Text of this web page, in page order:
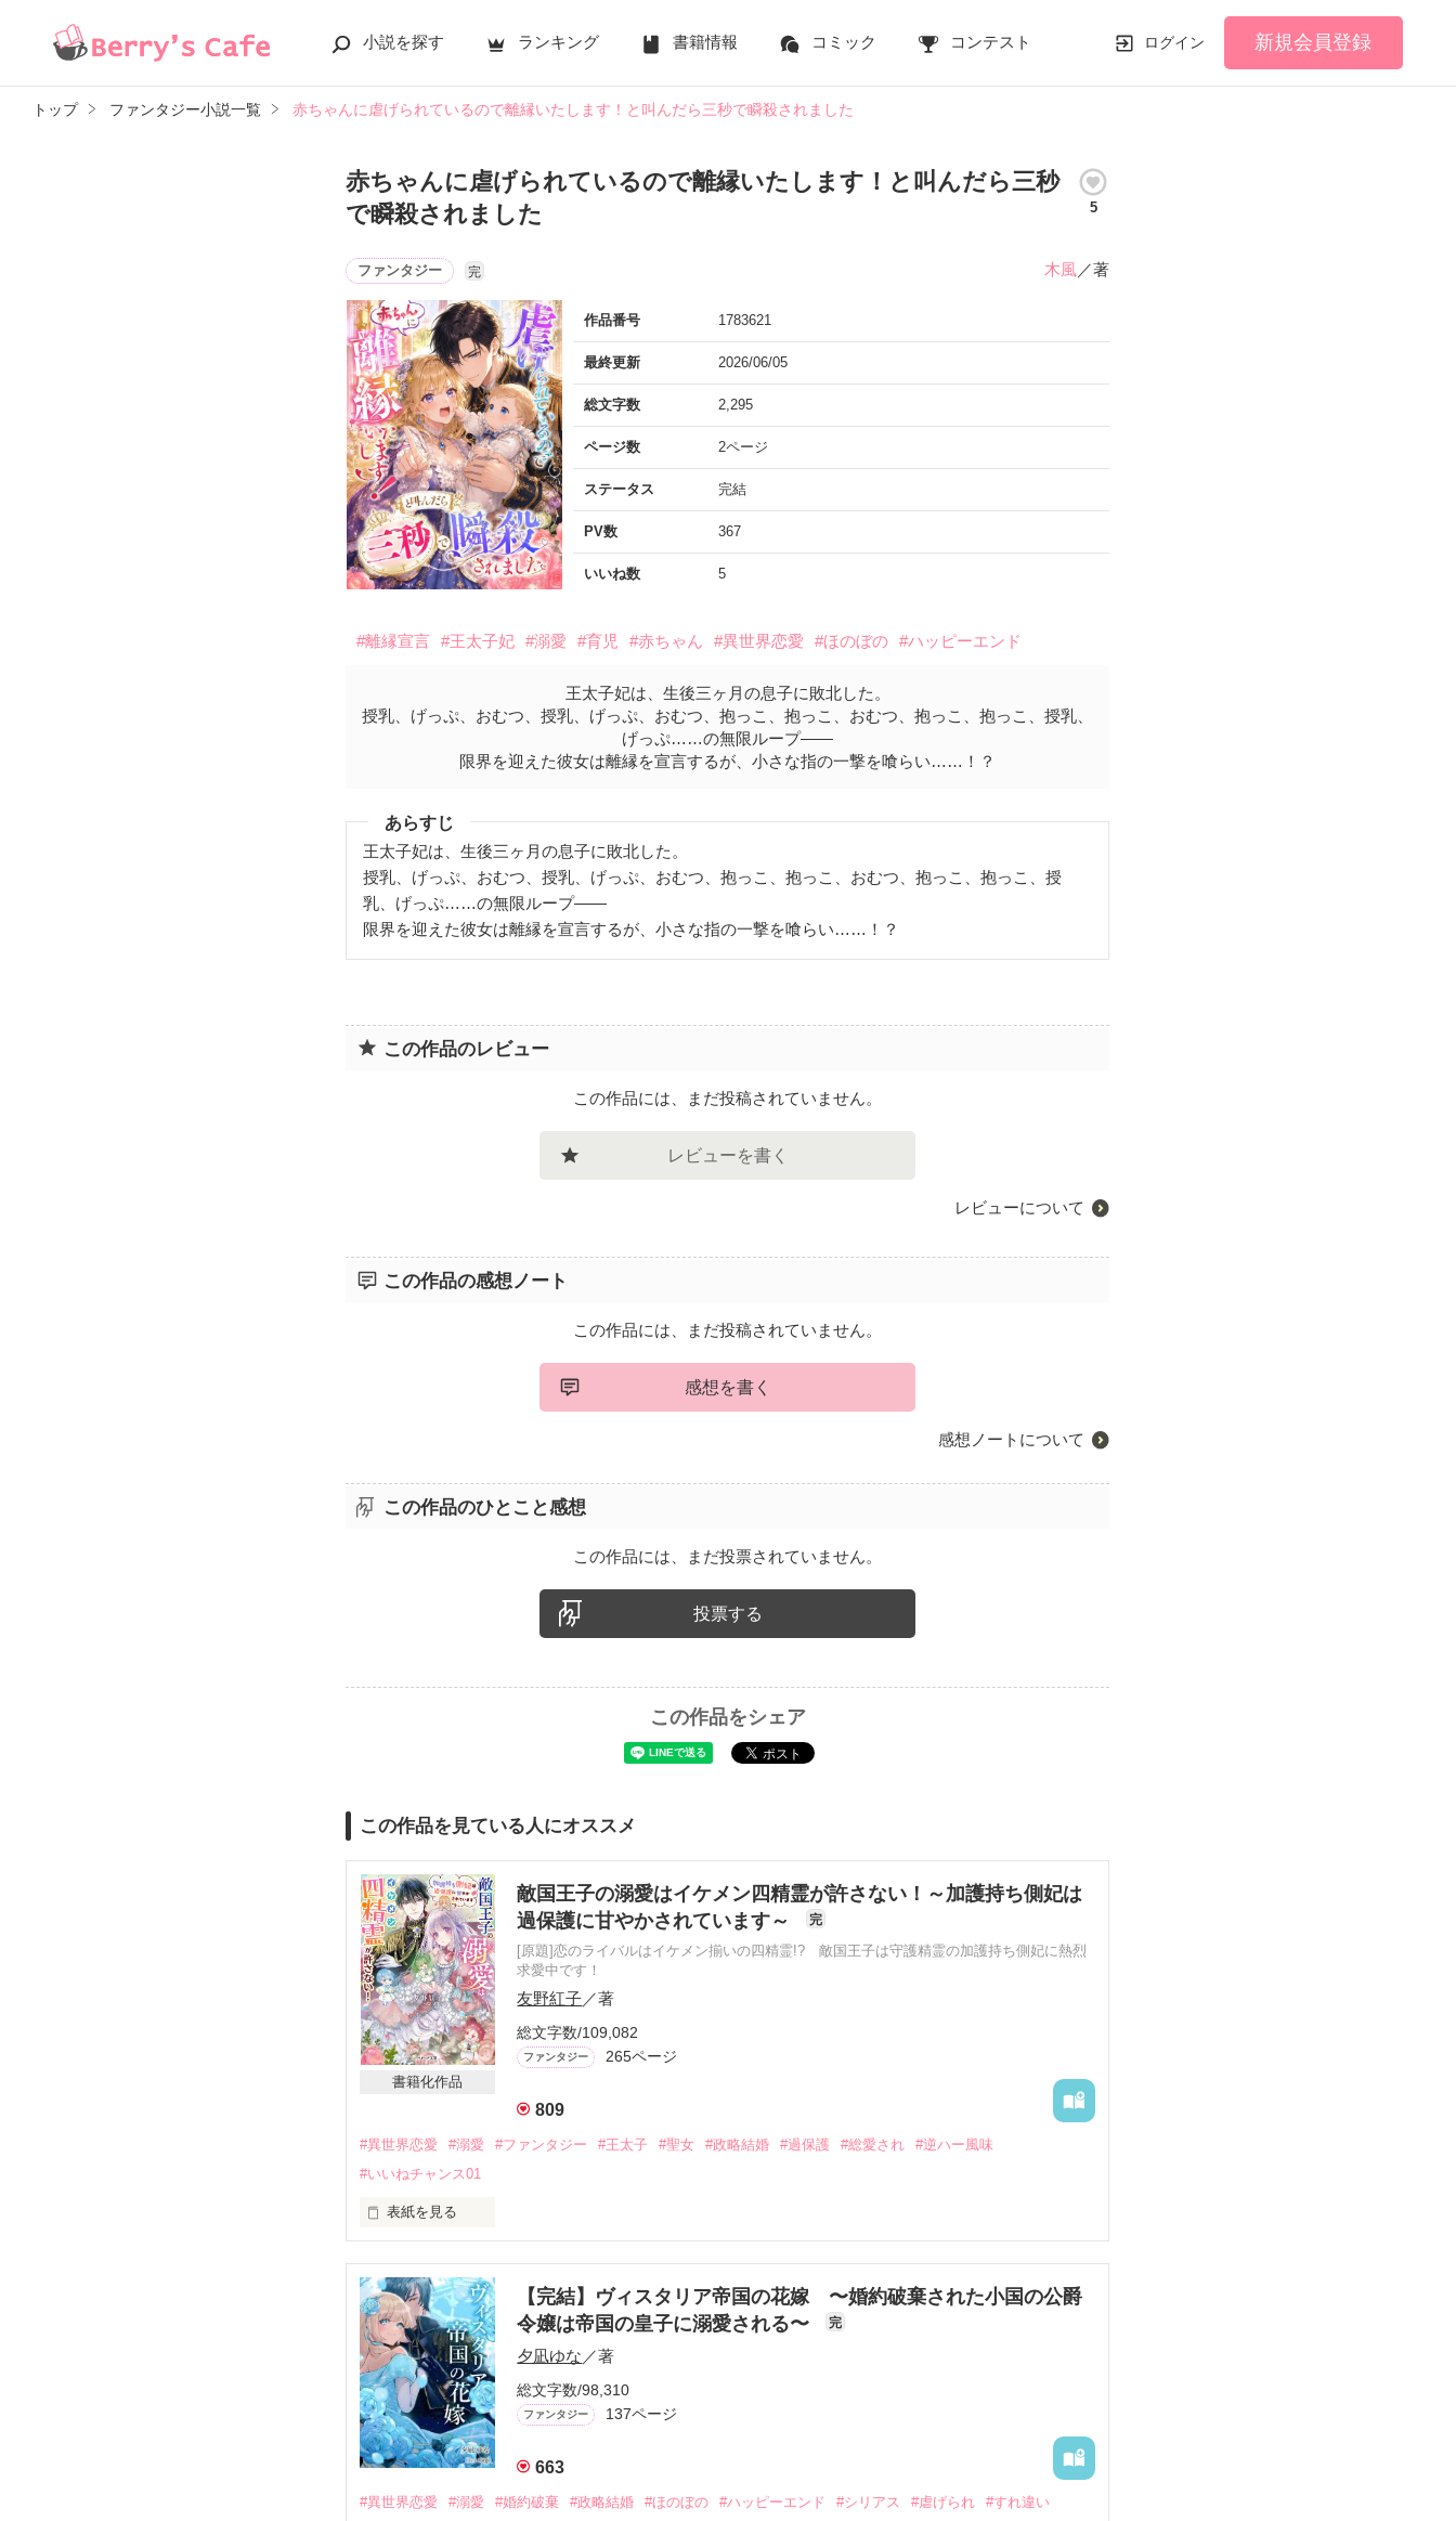
小説を探す ランキング 書籍情報 コミック コンテスト ログイン 新規会員登録
トップ ファンタジー小説一覧 赤ちゃんに虐げられているので離縁いたします！と叫んだら三秒で瞬殺されました
赤ちゃんに虐げられているので離縁いたします！と叫んだら三秒
で瞬殺されました
5
ファンタジー 完 木風／著
作品番号 1783621
最終更新 2026/06/05
総文字数 2,295
ページ数 2ページ
ステータス 完結
PV数 367
いいね数 5
#離縁宣言 #王太子妃 #溺愛 #育児 #赤ちゃん #異世界恋愛 #ほのぼの #ハッピーエンド
王太子妃は、生後三ヶ月の息子に敗北した。
授乳、げっぷ、おむつ、授乳、げっぷ、おむつ、抱っこ、抱っこ、おむつ、抱っこ、抱っこ、授乳、
げっぷ……の無限ループ――
限界を迎えた彼女は離縁を宣言するが、小さな指の一撃を喰らい……！？
あらすじ
王太子妃は、生後三ヶ月の息子に敗北した。
授乳、げっぷ、おむつ、授乳、げっぷ、おむつ、抱っこ、抱っこ、おむつ、抱っこ、抱っこ、授
乳、げっぷ……の無限ループ――
限界を迎えた彼女は離縁を宣言するが、小さな指の一撃を喰らい……！？
この作品のレビュー
この作品には、まだ投稿されていません。
レビューを書く
レビューについて
この作品の感想ノート
この作品には、まだ投稿されていません。
感想を書く
感想ノートについて
この作品のひとこと感想
この作品には、まだ投票されていません。
投票する
この作品をシェア
この作品を見ている人にオススメ
書籍化作品
敵国王子の溺愛はイケメン四精霊が許さない！～加護持ち側妃は
過保護に甘やかされています～
完
[原題]恋のライバルはイケメン揃いの四精霊!? 敵国王子は守護精霊の加護持ち側妃に熱烈
求愛中です！
友野紅子／著
総文字数/109,082
ファンタジー 265ページ
809
#異世界恋愛 #溺愛 #ファンタジー #王太子 #聖女 #政略結婚 #過保護 #総愛され
#逆ハー風味
#いいねチャンス01
表紙を見る
れている。『悪女』の呼び声高いが、実際は心清らかなお姫様。火、水、風、土の四精霊に守護されて
いる。
ガルニア王国王太子・ジークフリード(２５歳)　──　隙のない政治手腕から『氷の王太子』の二つ名を
国内外に響かせる。本来、有能を絵にかいたような人物。ところが、エミリアを前にすると……？
＊＊＊
祖国の敗戦により、エミリアは敵国の王太子ジークフリードの元へ側妃として嫁ぐことに。継母の女王
に追いやられるように、ガルニアの使者団に伴われて祖国を後にする。
【完結】ヴィスタリア帝国の花嫁 〜婚約破棄された小国の公爵
令嬢は帝国の皇子に溺愛される〜
完
夕凪ゆな ／著
総文字数/98,310
ファンタジー 137ページ
663
#異世界恋愛 #溺愛 #婚約破棄 #政略結婚 #ほのぼの #ハッピーエンド #シリアス #虐げられ
#すれ違い